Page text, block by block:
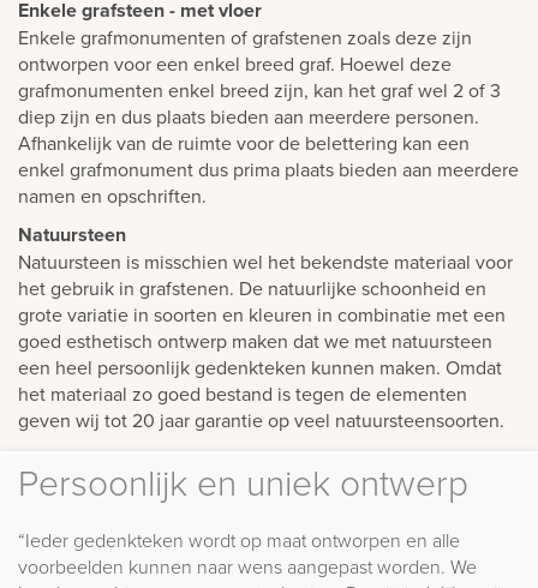
Enkele grafsteen - met vloer
Enkele grafmonumenten of grafstenen zoals deze zijn
ontworpen voor een enkel breed graf. Hoewel deze
grafmonumenten enkel breed zijn, kan het graf wel 2 of 3
diep zijn en dus plaats bieden aan meerdere personen.
Afhankelijk van de ruimte voor de belettering kan een
enkel grafmonument dus prima plaats bieden aan meerdere
namen en opschriften.
Natuursteen
Natuursteen is misschien wel het bekendste materiaal voor
het gebruik in grafstenen. De natuurlijke schoonheid en
grote variatie in soorten en kleuren in combinatie met een
goed esthetisch ontwerp maken dat we met natuursteen
een heel persoonlijk gedenkteken kunnen maken. Omdat
het materiaal zo goed bestand is tegen de elementen
geven wij tot 20 jaar garantie op veel natuursteensoorten.
Persoonlijk en uniek ontwerp
“Ieder gedenkteken wordt op maat ontworpen en alle
voorbeelden kunnen naar wens aangepast worden. We